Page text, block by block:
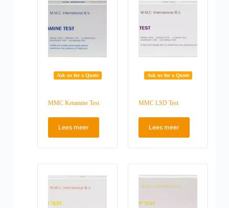
Ask us for a Quote
MMC Ketamine Test
Lees meer
Ask us for a Quote
MMC LSD Test
Lees meer